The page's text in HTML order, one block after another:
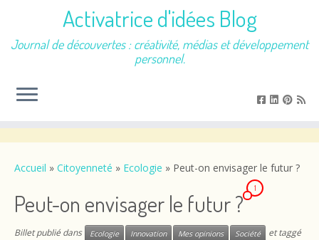
contenu
Activatrice d'idées Blog
Journal de découvertes : créativité, médias et développement
personnel.
Accueil » Citoyenneté » Ecologie » Peut-on envisager le futur ?
Peut-on envisager le futur ?
1
Billet publié dans Ecologie Innovation Mes opinions Société
et taggé